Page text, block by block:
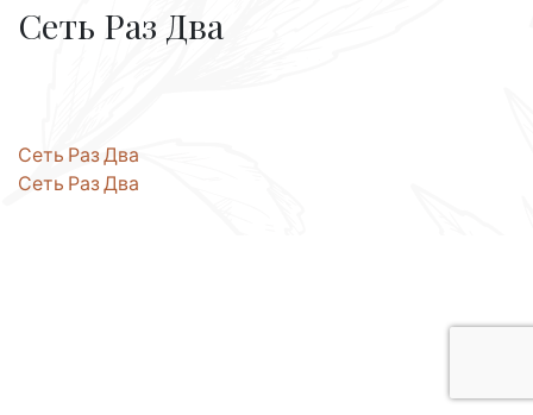
Сеть Раз Два
Навигация
по
Сеть Раз Два
Сеть Раз Два